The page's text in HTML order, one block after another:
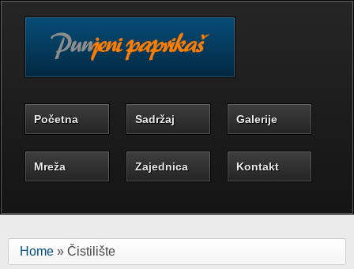
Početna Sadržaj Galerije
Mreža Zajednica Kontakt
Home » Čistilište